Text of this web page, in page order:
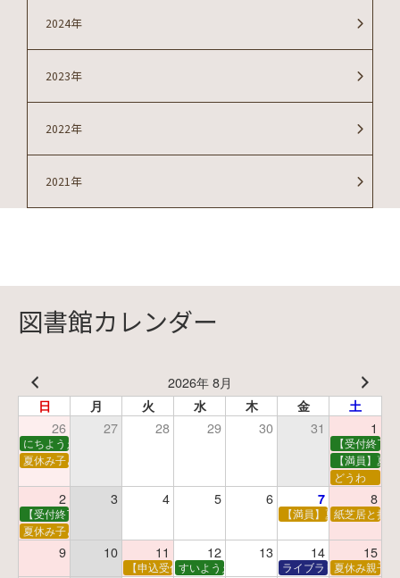
2024年
2023年
2022年
2021年
図書館カレンダー
2026年 8月
日 月 火 水 木 金 土
26 27 28 29 30 31 1
にちようえほん
【受付終了
夏休み子ども映画会
【満員】夏
どうわ
2 3 4 5 6 7 8
【受付終了】親子で挑戦！調べ学習ワークショップ 【満員】夏休み科学あ
紙芝居と折
夏休み子ども平和映画会
9 10 11 12 13 14 15
【申込受付中】夏休みおはなし工作会
すいようえほん ライブラリーシアター
夏休み親子